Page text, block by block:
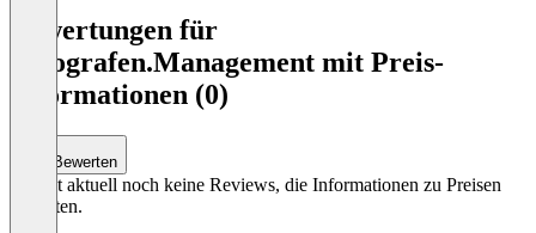
Bewertungen für
Fotografen.Management mit Preis-
Informationen (0)
Bewerten
Es gibt aktuell noch keine Reviews, die Informationen zu Preisen
enthalten.